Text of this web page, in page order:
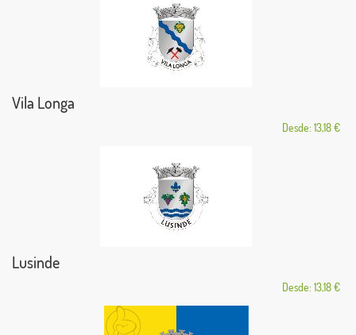
Vila Longa
Desde: 13,18 €
Lusinde
Desde: 13,18 €